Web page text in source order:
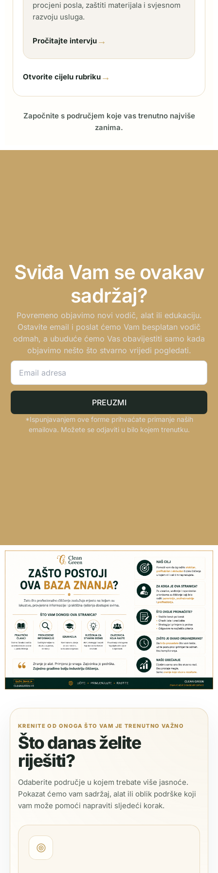
procjeni posla, zaštiti materijala i svjesnom
razvoju usluga.
Pročitajte intervju →
Otvorite cijelu rubriku →
Započnite s područjem koje vas trenutno najviše
zanima.
Sviđa Vam se ovakav
sadržaj?
Povremeno objavimo novi vodič, alat ili edukaciju.
Ostavite email i poslat ćemo Vam besplatan vodič
odmah, a ubuduće ćemo Vas obavijestiti samo kada
objavimo nešto što stvarno vrijedi pogledati.
PREUZMI
*Ispunjavanjem ove forme prihvaćate primanje naših
emailova. Možete se odjaviti u bilo kojem trenutku.
KRENITE OD ONOGA ŠTO VAM JE TRENUTNO VAŽNO
Što danas želite
riješiti?
Odaberite područje u kojem trebate više jasnoće.
Pokazat ćemo vam sadržaj, alat ili oblik podrške koji
vam može pomoći napraviti sljedeći korak.